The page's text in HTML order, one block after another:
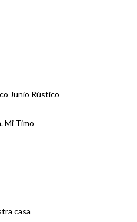
Junio Rústico
Mi Timo
casa